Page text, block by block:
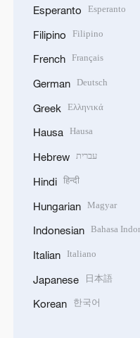
Esperanto Esperanto
Filipino Filipino
French Français
German Deutsch
Greek Ελληνικά
Hausa Hausa
Hebrew עברית
Hindi हिन्दी
Hungarian Magyar
Indonesian Bahasa
Italian Italiano
Japanese 日本語
Korean 한국어